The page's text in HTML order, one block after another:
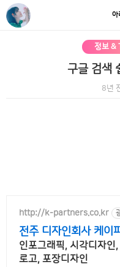
아
정보 &
구글 검색
8년
http://k-partners.co.kr
전주 디자인회사 케이
인포그래픽, 시각디자인
로고, 포장디자인